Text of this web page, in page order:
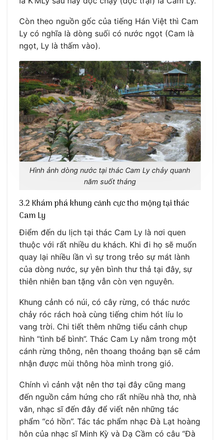
Còn theo nguồn gốc của tiếng Hán Việt thì Cam
Ly có nghĩa là dòng suối có nước ngọt (Cam là
ngọt, Ly là thấm vào).
Hình ảnh dòng nước tại thác Cam Ly chảy quanh
năm suốt tháng
3.2 Khám phá khung cảnh cực thơ mộng tại thác
Cam Ly
Điểm đến du lịch tại thác Cam Ly là nơi quen
thuộc với rất nhiều du khách. Khi đi họ sẽ muốn
quay lại nhiều lần vì sự trong trẻo sự mát lành
của dòng nước, sự yên bình thư thả tại đây, sự
thiên nhiên ban tặng vẫn còn vẹn nguyên.
Khung cảnh có núi, có cây rừng, có thác nước
chảy róc rách hoà cùng tiếng chim hót líu lo
vang trời. Chi tiết thêm những tiểu cảnh chụp
hình “tình bể bình”. Thác Cam Ly nằm trong một
cánh rừng thông, nên thoang thoảng bạn sẽ cảm
nhận được mùi thông hòa mình trong gió.
Chính vì cảnh vật nên thơ tại đây cũng mang
đến nguồn cảm hứng cho rất nhiều nhà thơ, nhà
văn, nhạc sĩ đến đây để viết nên những tác
phẩm “có hồn”. Tác tác phẩm nhạc Đà Lạt hoàng
hôn của nhạc sĩ Minh Kỳ và Dạ Cầm có câu “Đà